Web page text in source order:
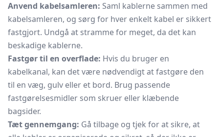
Anvend kabelsamleren: Saml kablerne sammen med
kabelsamleren, og sørg for hver enkelt kabel er sikkert
fastgjort. Undgå at stramme for meget, da det kan
beskadige kablerne.
Fastgør til en overflade: Hvis du bruger en
kabelkanal, kan det være nødvendigt at fastgøre den
til en væg, gulv eller et bord. Brug passende
fastgørelsesmidler som skruer eller klæbende
bagsider.
Tæt gennemgang: Gå tilbage og tjek for at sikre, at